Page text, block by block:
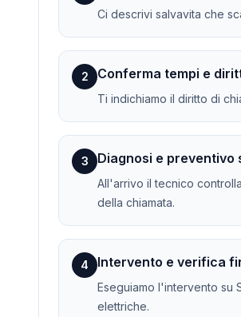
Ci descrivi salvavita che
2 Conferma tempi e
Ti indichiamo il diritto di
3 Diagnosi e preventivo
All'arrivo il tecnico
della chiamata.
4 Intervento e verifica
Eseguiamo l'intervento su
elettriche.